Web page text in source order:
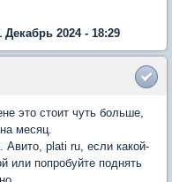
2024 - 18:29
это стоит чуть больше,
месяц.
Авито, plati ru, если какой-
или попробуйте поднять